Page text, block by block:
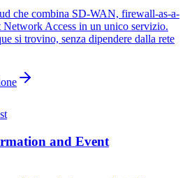
che combina SD-WAN, firewall-as-a-
Access in un unico servizio.
si trovino, senza dipendere dalla rete
and Event